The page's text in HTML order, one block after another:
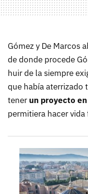
Gómez y De Marcos
de donde procede
huir de la siempre
que había aterrizado
tener un proyecto
permitiera hacer